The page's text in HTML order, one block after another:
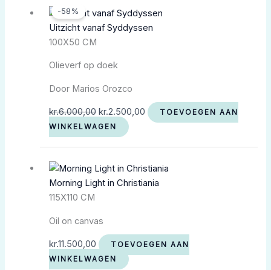
-58%
Uitzicht vanaf Syddyssen
100X50 CM
Olieverf op doek
Door Marios Orozco
kr.6.000,00
prijs
was:
kr.2.500,00
prijs
is:
TOEVOEGEN AAN
WINKELWAGEN
Morning Light in Christiania
115X110 CM
Oil on canvas
kr.11.500,00
TOEVOEGEN AAN
WINKELWAGEN